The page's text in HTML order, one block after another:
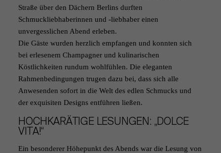
Straße über den Dächern Berlins durften
Schmuckliebhaberinnen und -liebhaber einen
unvergesslichen Abend erleben.
Die Gäste wurden herzlich empfangen und konnten sich
bei erlesenem Champagner und kulinarischen
Köstlichkeiten rundum wohlfühlen. Die eleganten
Rahmenbedingungen trugen dazu bei, dass sich alle
Anwesenden sofort in die Welt des edlen Schmucks und
der exquisiten Designs entführen ließen.
HOCHKARÄTIGE LESUNGEN: „DOLCE
VITA!“
Ein besonderer Höhepunkt des Abends war die Lesung von